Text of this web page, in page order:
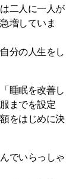
二人に一人が
増していま
分の人生をし
睡眠を改善し
までを設定
をはじめに決
でいらっしゃ